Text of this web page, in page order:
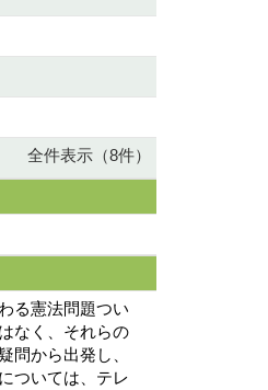
全件表示（8件）
る憲法問題つい
なく、それらの
問から出発し、
ついては、テレ